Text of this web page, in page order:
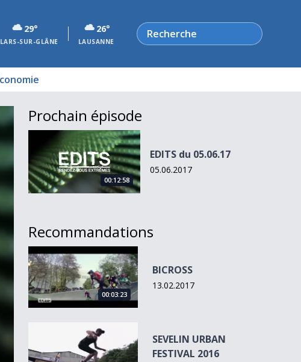
29°
SUR-GLÂNE
26°
LAUSANNE
Rechercher
Prochain épisode
EDITS du 05.06.17
00:12:58
EDITS du 05.06.17
05.06.2017
Recommandations
BICROSS
00:03:23
BICROSS
13.02.2017
SEVELIN URBAN FESTIVAL 2016
SEVELIN URBAN
FESTIVAL 2016